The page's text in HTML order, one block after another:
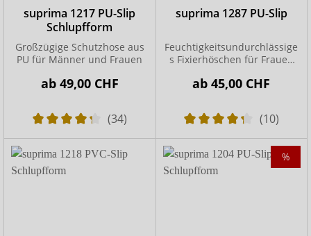
suprima 1217 PU-Slip
Schlupfform
Großzügige Schutzhose aus
PU für Männer und Frauen
ab 49,00 CHF
(34)
suprima 1287 PU-Slip
Feuchtigkeitsundurchlässige
s Fixierhöschen für Frauen
ab45,00 CHF
(10)
%